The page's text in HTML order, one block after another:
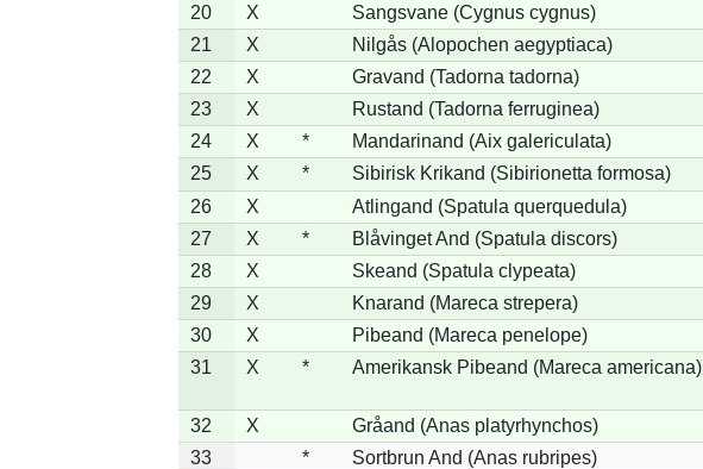
20
X
Sangsvane (Cygnus cygnus)
21
X Nilgås (Alopochen aegyptiaca)
22
X
Gravand (Tadorna tadorna)
23
X Rustand (Tadorna ferruginea)
24
X * Mandarinand (Aix galericulata)
25
X * Sibirisk Krikand (Sibirionetta formosa)
26
X Atlingand (Spatula querquedula)
27
X * Blåvinget And (Spatula discors)
28
X
Skeand (Spatula clypeata)
29
X
Knarand (Mareca strepera)
30
X
Pibeand (Mareca penelope)
31
X * Amerikansk Pibeand (Mareca americana)
32
X
Gråand (Anas platyrhynchos)
33
*
Sortbrun And (Anas rubripes)